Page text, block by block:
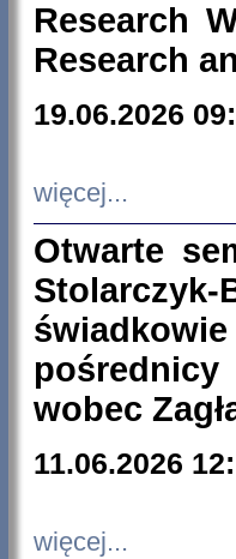
Research
Research
19.06.2026
więcej...
Otwarte
wobec
11.06.2026
więcej...